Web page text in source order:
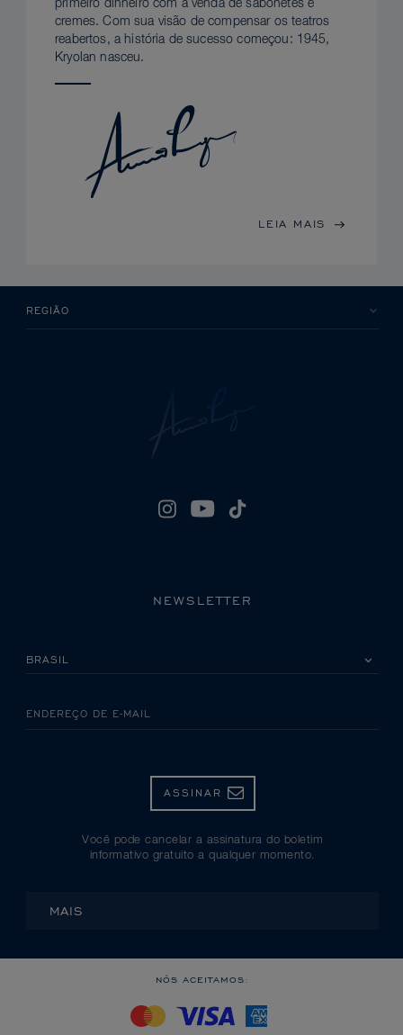
primeiro dinheiro com a venda de sabonetes e
cremes. Com sua visão de compensar os teatros
reabertos, a história de sucesso começou: 1945,
Kryolan nasceu.
LEIA MAIS
REGIÃO
NEWSLETTER
ENDEREÇO DE E-MAIL
ASSINAR
Você pode cancelar a assinatura do boletim
informativo gratuito a qualquer momento.
MAIS
NÓS ACEITAMOS: